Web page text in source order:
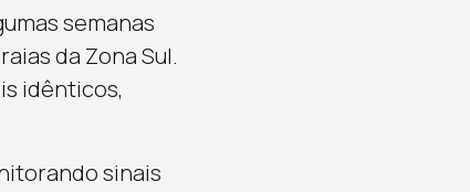
semanas
da Zona Sul.
idênticos,
sinais